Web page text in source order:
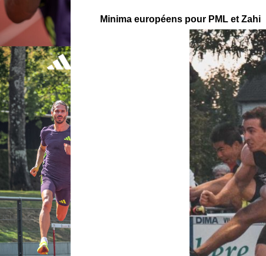
Minima européens pour PML et Zahi